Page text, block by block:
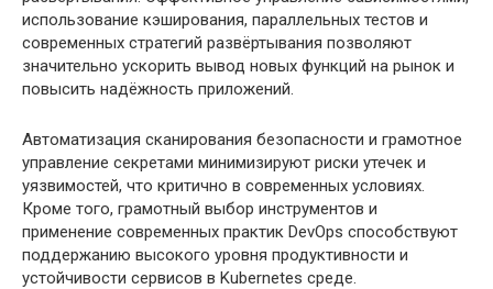
использование кэширования, параллельных тестов и
современных стратегий развёртывания позволяют
значительно ускорить вывод новых функций на рынок и
повысить надёжность приложений.
Автоматизация сканирования безопасности и грамотное
управление секретами минимизируют риски утечек и
уязвимостей, что критично в современных условиях.
Кроме того, грамотный выбор инструментов и
применение современных практик DevOps способствуют
поддержанию высокого уровня продуктивности и
устойчивости сервисов в Kubernetes среде.